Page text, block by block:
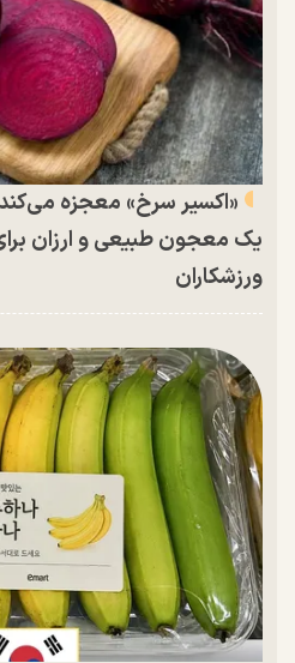
«اکسیر سرخ» معجزه
یک معجون طبیعی و ارزان
ورزشکاران